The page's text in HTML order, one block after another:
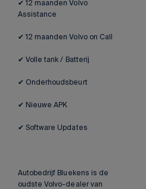
✔ 12 maanden Volvo
Assistance
✔ 12 maanden Volvo on Call
✔ Volle tank / Batterij
✔ Onderhoudsbeurt
✔ Nieuwe APK
✔ Software Updates
Autobedrijf Bluekens is de
oudste Volvo-dealer van